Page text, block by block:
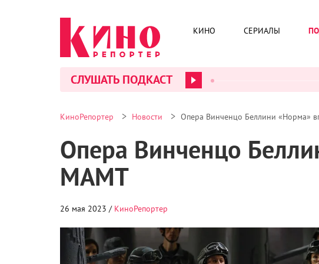
КИНО СЕРИАЛЫ
СЛУШАТЬ ПОДКАСТ
КиноРепортер > Новости > Опера Винченцо Беллини «Норма»
Опера Винченцо
МАМТ
26 мая 2023 / КиноРепортер